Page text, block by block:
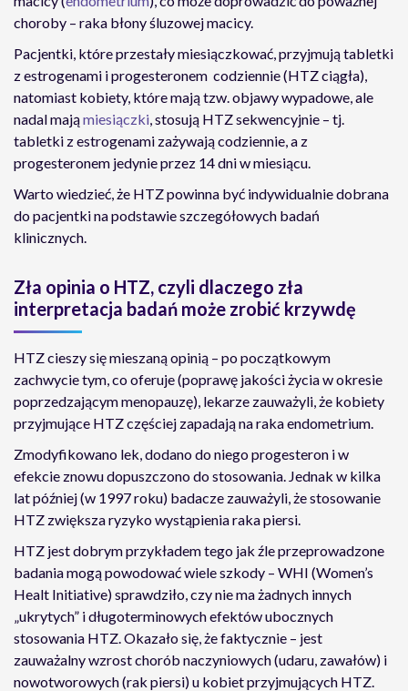
choroby – raka błony śluzowej macicy.
Pacjentki, które przestały miesiączkować, przyjmują tabletki
z estrogenami i progesteronem codziennie (HTZ ciągła),
natomiast kobiety, które mają tzw. objawy wypadowe, ale
nadal mająmiesiączki, stosują HTZ sekwencyjnie – tj.
tabletki z estrogenami zażywają codziennie, a z
progesteronem jedynie przez 14 dni w miesiącu.
Warto wiedzieć, że HTZ powinna być indywidualnie dobrana
do pacjentki na podstawie szczegółowych badań
klinicznych.
Zła opinia o HTZ, czyli dlaczego zła
interpretacja badań może zrobić krzywdę
HTZ cieszy się mieszaną opinią – po początkowym
zachwycie tym, co oferuje (poprawę jakości życia w okresie
poprzedzającym menopauzę), lekarze zauważyli, że kobiety
przyjmujące HTZ częściej zapadają na raka endometrium.
Zmodyfikowano lek, dodano do niego progesteron i w
efekcie znowu dopuszczono do stosowania. Jednak w kilka
lat później (w 1997 roku) badacze zauważyli, że stosowanie
HTZ zwiększa ryzyko wystąpienia raka piersi.
HTZ jest dobrym przykładem tego jak źle przeprowadzone
badania mogą powodować wiele szkody – WHI (Women’s
Healt Initiative) sprawdziło, czy nie ma żadnych innych
„ukrytych” i długoterminowych efektów ubocznych
stosowania HTZ. Okazało się, że faktycznie – jest
zauważalny wzrost chorób naczyniowych (udaru, zawałów) i
nowotworowych (rak piersi) u kobiet przyjmujących HTZ.